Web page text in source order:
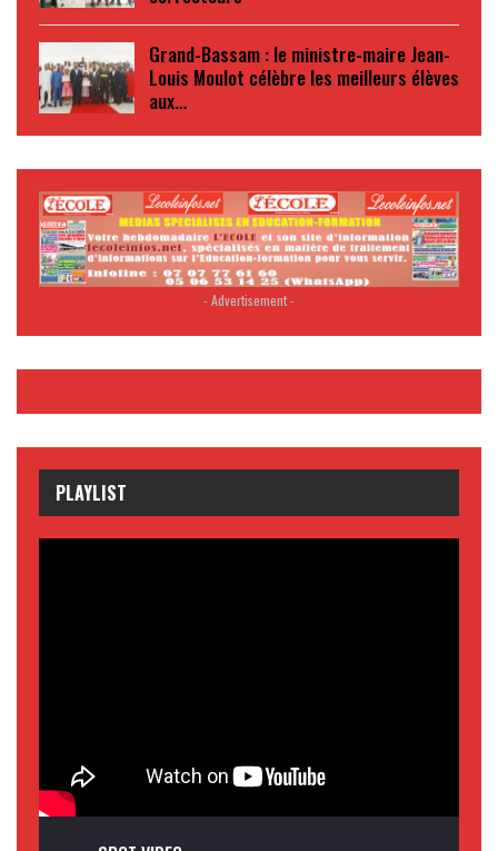
Grand-Bassam : le ministre-maire Jean-
Louis Moulot célèbre les meilleurs élèves
aux…
- Advertisement -
PLAYLIST